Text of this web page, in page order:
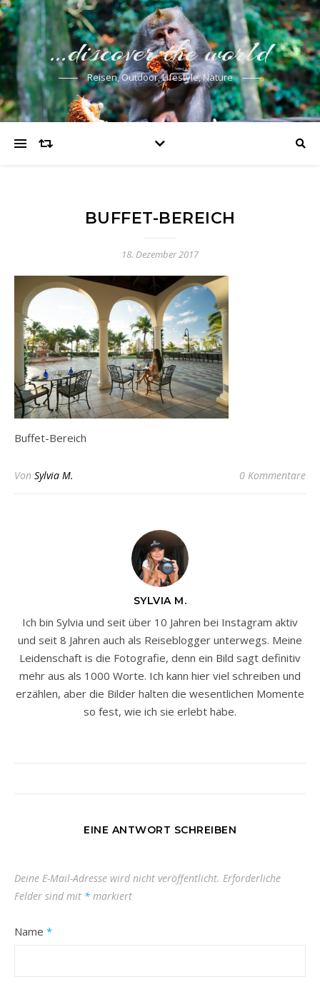
…discover the world
Reisen, Outdoor, Lifestyle, Nature
BUFFET-BEREICH
18. Dezember 2017
Buffet-Bereich
Von Sylvia M. 0 Kommentare
SYLVIA M.
Ich bin Sylvia und seit über 10 Jahren bei Instagram aktiv
und seit 8 Jahren auch als Reiseblogger unterwegs. Meine
Leidenschaft is die Fotografie, denn ein Bild sagt definitiv
mehr aus als 1000 Worte. Ich kann hier viel schreiben und
erzählen, aber die Bilder halten die wesentlichen Momente
so fest, wie ich sie erlebt habe.
EINE ANTWORT SCHREIBEN
Deine E-Mail-Adresse wird nicht veröffentlicht. Erforderliche
Felder sind mit * markiert
Name *